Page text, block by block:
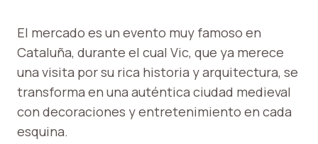
El mercado es un evento muy famoso en
Cataluña, durante el cual Vic, que ya merece
una visita por su rica historia y arquitectura, se
transforma en una auténtica ciudad medieval
con decoraciones y entretenimiento en cada
esquina.